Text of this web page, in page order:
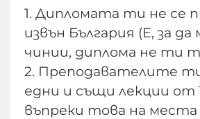
1. Дипломата ти не се
извън България (Е, за
чинии, диплома не ти
2. Преподавателите
едни и същи лекции от
въпреки това на